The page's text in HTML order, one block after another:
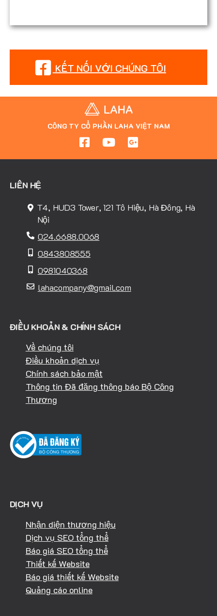
KẾT NỐI VỚI CHÚNG TÔI
CÔNG TY CỔ PHẦN LAHA VIỆT NAM
LIÊN HỆ
T4, HUD3 Tower, 121 Tô Hiệu, Hà Đông, Hà
Nội
024.6688.0068
0843808555
0981040368
lahacompany@gmail.com
ĐIỀU KHOẢN & CHÍNH SÁCH
Về chúng tôi
Điều khoản dịch vụ
Chính sách bảo mật
Thông tin Đã đăng thông báo Bộ Công
Thương
DỊCH VỤ
Nhận diện thương hiệu
Dịch vụ SEO tổng thể
Báo giá SEO tổng thể
Thiết kế Website
Báo giá thiết kế Website
Quảng cáo online